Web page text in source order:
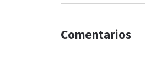
Comentarios